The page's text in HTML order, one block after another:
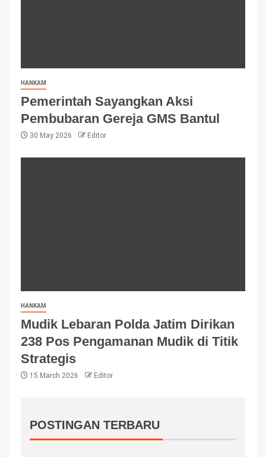
HANKAM
Pemerintah Sayangkan Aksi
Pembubaran Gereja GMS Bantul
30 May 2026 Editor
HANKAM
Mudik Lebaran Polda Jatim Dirikan
238 Pos Pengamanan Mudik di Titik
Strategis
15 March 2026 Editor
POSTINGAN TERBARU